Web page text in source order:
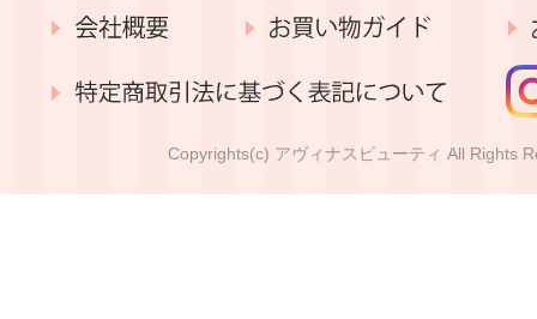
Copyrights(c) アヴィナスビューティ All Rights